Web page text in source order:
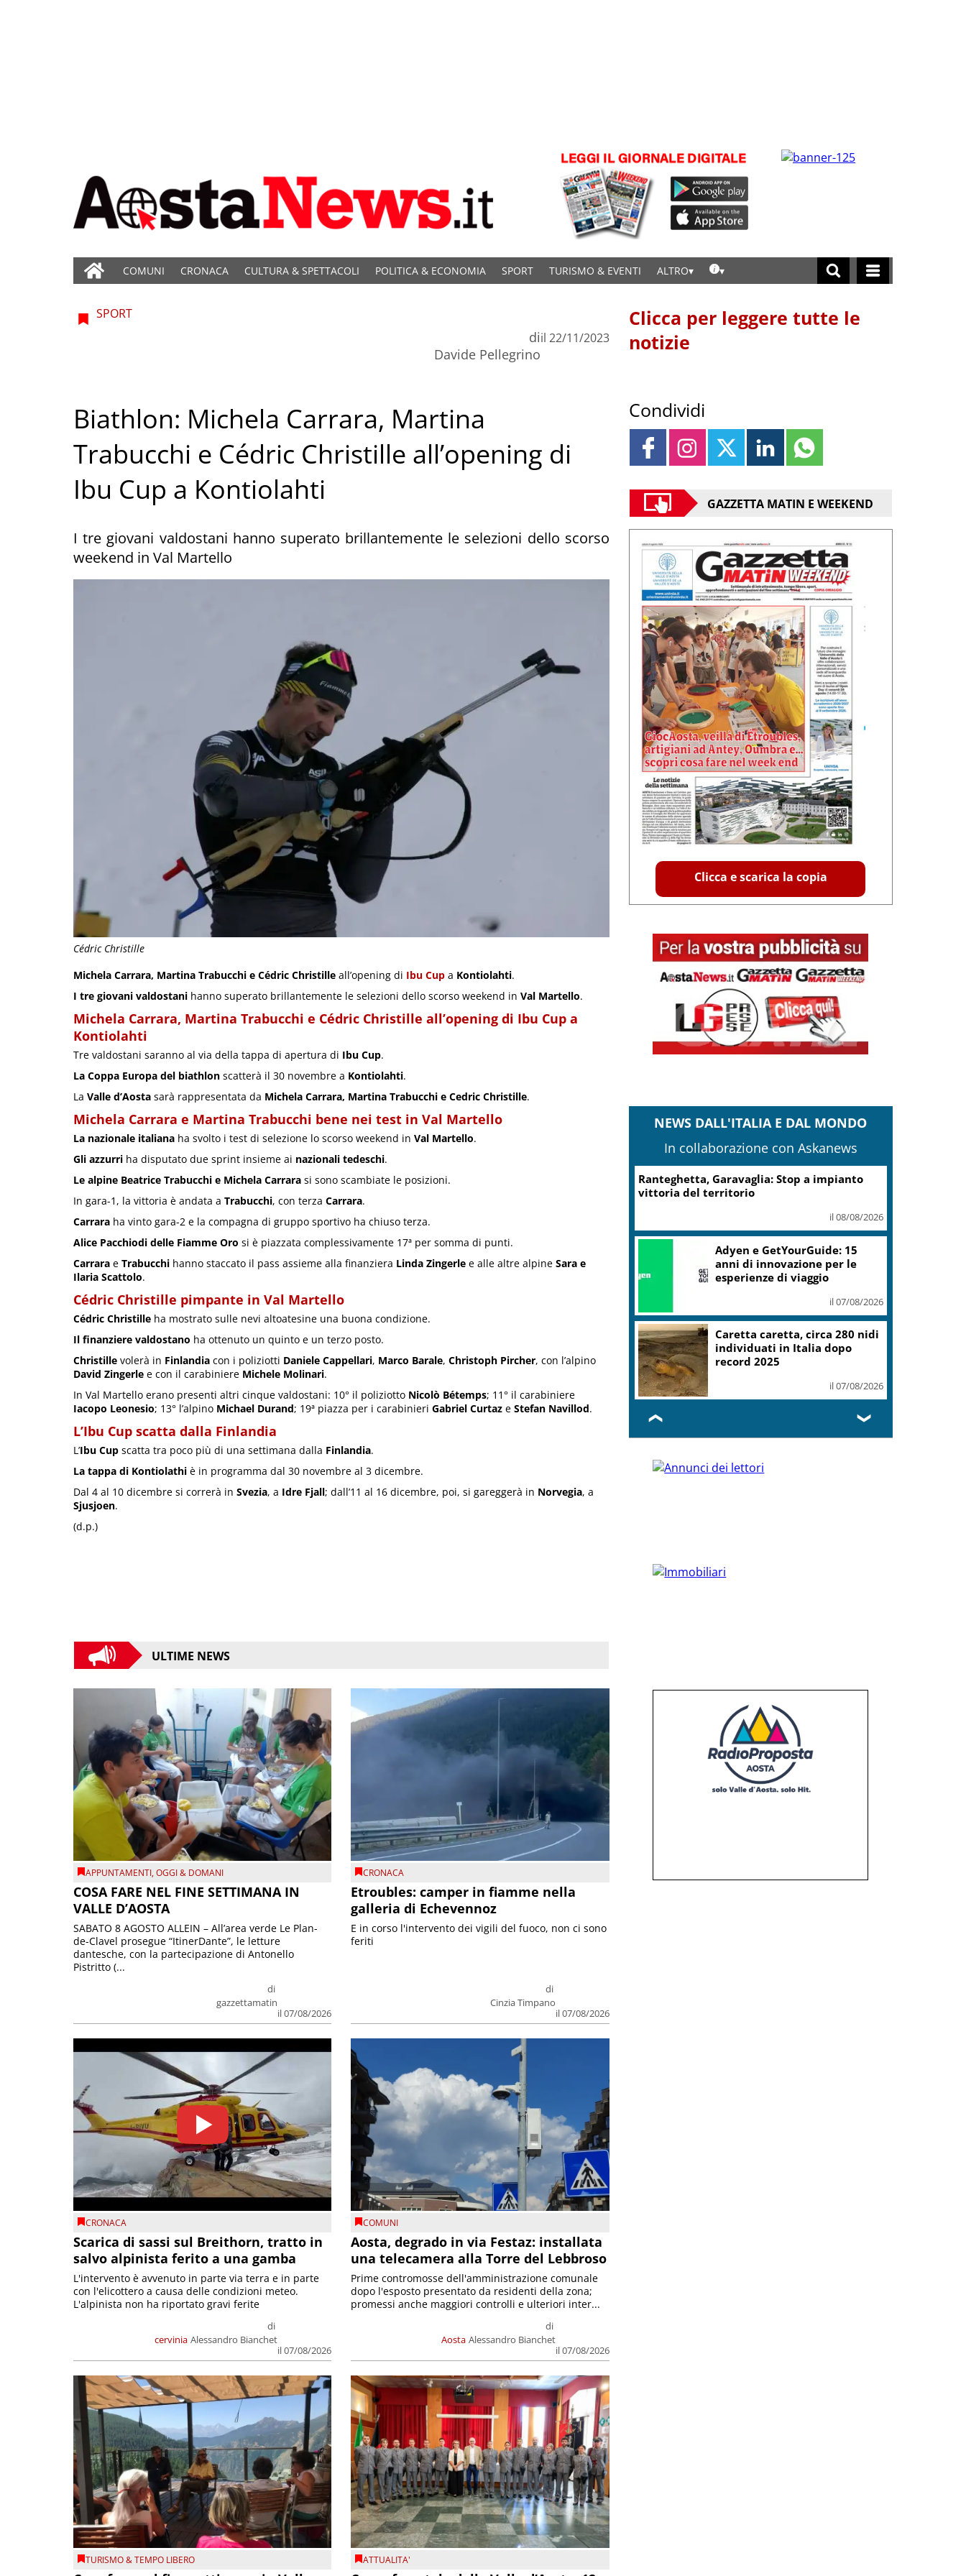
COMUNI CRONACA CULTURA & SPETTACOLI POLITICA & ECONOMIA SPORT TURISMO & EVENTI ALTRO
Cédric Christille
SPORT
di
Davide Pellegrino
il 22/11/2023
Biathlon: Michela Carrara, Martina
Trabucchi e Cédric Christille all’opening di
Ibu Cup a Kontiolahti
I tre giovani valdostani hanno superato brillantemente le selezioni dello scorso
weekend in Val Martello
Michela Carrara, Martina Trabucchi e Cédric Christille all’opening di Ibu Cup a Kontiolahti.
I tre giovani valdostani hanno superato brillantemente le selezioni dello scorso weekend in Val Martello.
Michela Carrara, Martina Trabucchi e Cédric Christille all’opening di Ibu Cup a
Kontiolahti
Tre valdostani saranno al via della tappa di apertura di Ibu Cup.
La Coppa Europa del biathlon scatterà il 30 novembre a Kontiolahti.
La Valle d’Aosta sarà rappresentata da Michela Carrara, Martina Trabucchi e Cedric Christille.
Michela Carrara e Martina Trabucchi bene nei test in Val Martello
La nazionale italiana ha svolto i test di selezione lo scorso weekend in Val Martello.
Gli azzurri ha disputato due sprint insieme ai nazionali tedeschi.
Le alpine Beatrice Trabucchi e Michela Carrara si sono scambiate le posizioni.
In gara-1, la vittoria è andata a Trabucchi, con terza Carrara.
Carrara ha vinto gara-2 e la compagna di gruppo sportivo ha chiuso terza.
Alice Pacchiodi delle Fiamme Oro si è piazzata complessivamente 17ª per somma di punti.
Carrara e Trabucchi hanno staccato il pass assieme alla finanziera Linda Zingerle e alle altre alpine Sara e
Ilaria Scattolo.
Cédric Christille pimpante in Val Martello
Cédric Christille ha mostrato sulle nevi altoatesine una buona condizione.
Il finanziere valdostano ha ottenuto un quinto e un terzo posto.
Christille volerà in Finlandia con i poliziotti Daniele Cappellari, Marco Barale, Christoph Pircher, con l’alpino
David Zingerle e con il carabiniere Michele Molinari.
In Val Martello erano presenti altri cinque valdostani: 10° il poliziotto Nicolò Bétemps; 11° il carabiniere
Iacopo Leonesio; 13° l’alpino Michael Durand; 19ª piazza per i carabinieri Gabriel Curtaz e Stefan Navillod.
L’Ibu Cup scatta dalla Finlandia
L’Ibu Cup scatta tra poco più di una settimana dalla Finlandia.
La tappa di Kontiolathi è in programma dal 30 novembre al 3 dicembre.
Dal 4 al 10 dicembre si correrà in Svezia, a Idre Fjall; dall’11 al 16 dicembre, poi, si gareggerà in Norvegia, a
Sjusjoen.
(d.p.)
ULTIME NEWS
APPUNTAMENTI,OGGI & DOMANI
COSA FARE NEL FINE SETTIMANA IN
VALLE D’AOSTA
di
gazzettamatin
il 07/08/2026
SABATO 8 AGOSTO ALLEIN – All’area verde Le Plan-
de-Clavel prosegue “ItinerDante”, le letture
dantesche, con la partecipazione di Antonello
Pistritto (...
CRONACA
Etroubles: camper in fiamme nella
galleria di Echevennoz
di
Cinzia Timpano
il 07/08/2026
E in corso l'intervento dei vigili del fuoco, non ci sono
feriti
CRONACA
Scarica di sassi sul Breithorn, tratto in
salvo alpinista ferito a una gamba
cervinia
di
Alessandro Bianchet
il 07/08/2026
L'intervento è avvenuto in parte via terra e in parte
con l'elicottero a causa delle condizioni meteo.
L'alpinista non ha riportato gravi ferite
COMUNI
Aosta, degrado in via Festaz: installata
una telecamera alla Torre del Lebbroso
Aosta
di
Alessandro Bianchet
il 07/08/2026
Prime contromosse dell'amministrazione comunale
dopo l'esposto presentato da residenti della zona;
promessi anche maggiori controlli e ulteriori inter...
TURISMO & TEMPO LIBERO ATTUALITA'
Clicca per leggere tutte le
notizie
Condividi
GAZZETTA MATIN E WEEKEND
Clicca e scarica la copia
NEWS DALL'ITALIA E DAL MONDO
In collaborazione con Askanews
Ranteghetta, Garavaglia: Stop a impianto
vittoria del territorio
il 08/08/2026
Adyen e GetYourGuide: 15
anni di innovazione per le
esperienze di viaggio
il 07/08/2026
Caretta caretta, circa 280 nidi
individuati in Italia dopo
record 2025
il 07/08/2026
❮ ❯